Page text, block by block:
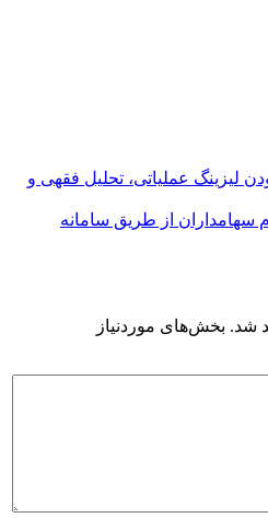
لیزینگ عملیاتی، تحلیل فقهی و
سهامداران از طریق سامانه
شد. بخش‌های موردنیاز